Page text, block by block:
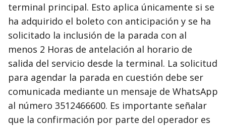
terminal principal. Esto aplica únicamente si se
ha adquirido el boleto con anticipación y se ha
solicitado la inclusión de la parada con al
menos 2 Horas de antelación al horario de
salida del servicio desde la terminal. La solicitud
para agendar la parada en cuestión debe ser
comunicada mediante un mensaje de WhatsApp
al número 3512466600. Es importante señalar
que la confirmación por parte del operador es